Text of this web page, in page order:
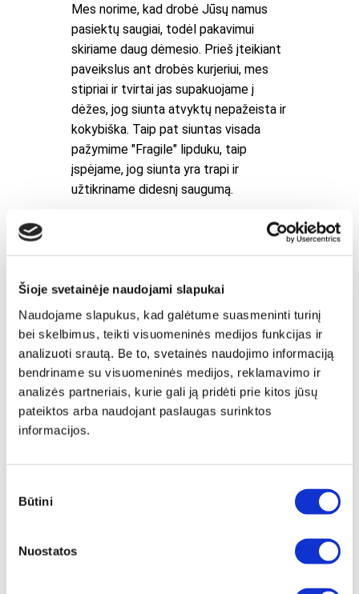
Šioje svetainėje naudojami slapukai
Naudojame slapukus, kad galėtume suasmeninti turinį
bei skelbimus, teikti visuomeninės medijos funkcijas ir
analizuoti srautą. Be to, svetainės naudojimo informaciją
bendriname su visuomeninės medijos, reklamavimo ir
analizės partneriais, kurie gali ją pridėti prie kitos jūsų
pateiktos arba naudojant paslaugas surinktos
informacijos.
pasirinkimas
Būtini
Nuostatos
Mes norime, kad drobė Jūsų namus
pasiektų saugiai, todėl pakavimui
skiriame daug dėmesio. Prieš įteikiant
paveikslus ant drobės kurjeriui, mes
stipriai ir tvirtai jas supakuojame į
dėžes, jog siunta atvyktų nepažeista ir
kokybiška. Taip pat siuntas visada
pažymime "Fragile" lipduku, taip
įspėjame, jog siunta yra trapi ir
užtikriname didesnį saugumą.